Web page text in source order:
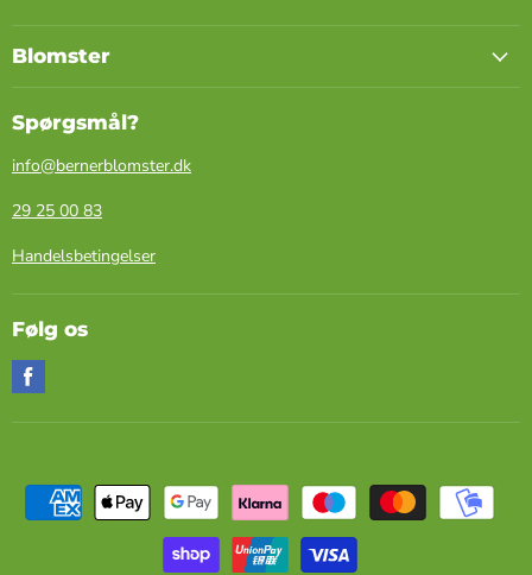
Blomster
Spørgsmål?
info@bernerblomster.dk
29 25 00 83
Handelsbetingelser
Følg os
os
på